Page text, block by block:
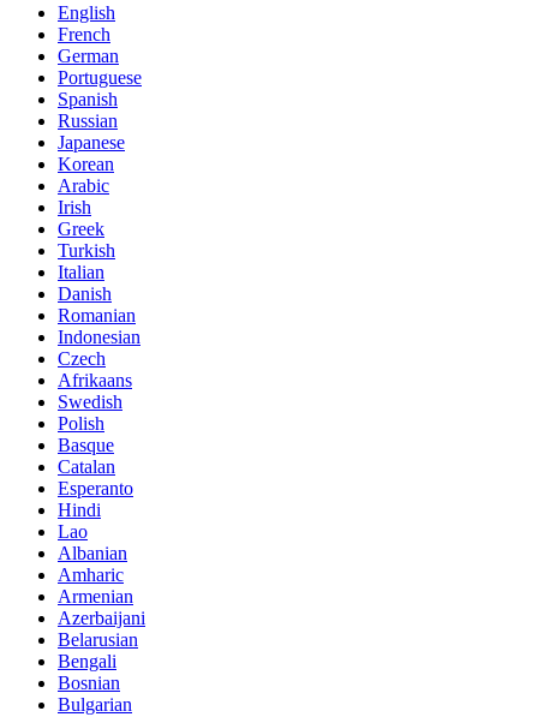
English
French
German
Portuguese
Spanish
Russian
Japanese
Korean
Arabic
Irish
Greek
Turkish
Italian
Danish
Romanian
Indonesian
Czech
Afrikaans
Swedish
Polish
Basque
Catalan
Esperanto
Hindi
Lao
Albanian
Amharic
Armenian
Azerbaijani
Belarusian
Bengali
Bosnian
Bulgarian